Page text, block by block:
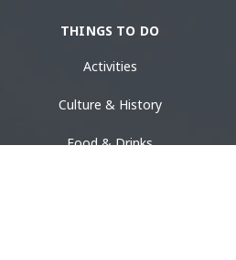
THINGS TO DO
Activities
Culture & History
Food & Drinks